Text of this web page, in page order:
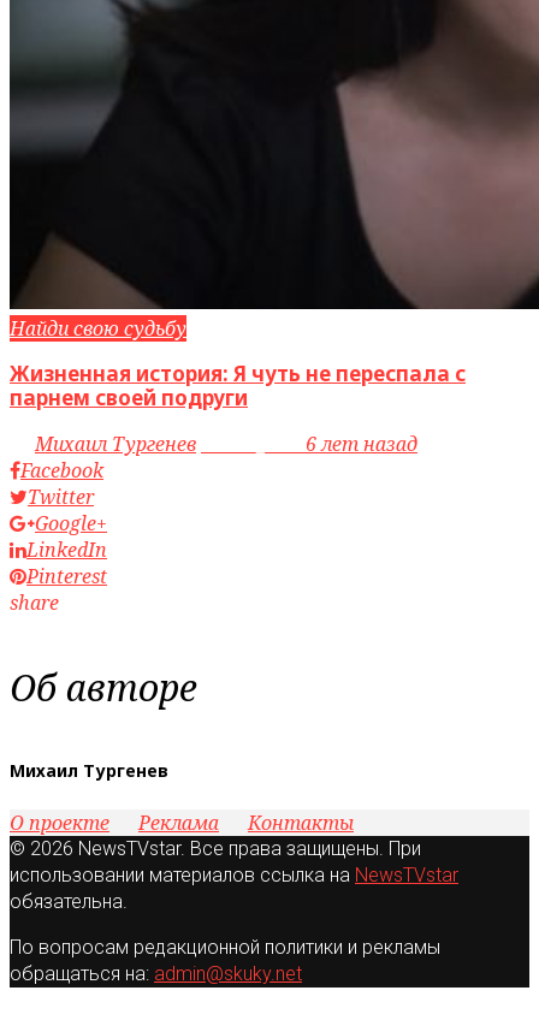
Найди свою судьбу
Жизненная история: Я чуть не переспала с
парнем своей подруги
byМихаил Тургенев
6 лет назад
Facebook
Twitter
Google+
LinkedIn
Pinterest
share
Об авторе
Михаил Тургенев
О проекте Реклама Контакты
© 2026 NewsTVstar. Все права защищены. При
использовании материалов ссылка на NewsTVstar
обязательна.
По вопросам редакционной политики и рекламы
обращаться на: admin@skuky.net